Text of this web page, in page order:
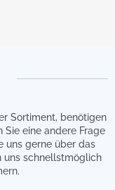
Sortiment, benötigen
eine andere Frage
uns gerne über das
uns schnellstmöglich